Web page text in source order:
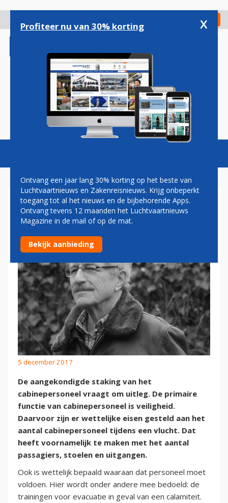
gaan
Check in
Magazine Podcasts Vacatures
PAUL GROVE: KLM EN HAAR
CABINEPERSONEEL
5 december 2017
De aangekondigde staking van het
cabinepersoneel vraagt om uitleg. De primaire
functie van cabinepersoneel is veiligheid.
Daarvoor zijn er wettelijke eisen gesteld aan het
aantal cabinepersoneel tijdens een vlucht. Dat
heeft voornamelijk te maken met het aantal
passagiers, stoelen en uitgangen.
Ook is wettelijk bepaald waaraan dat personeel moet
voldoen. Hier wordt onder andere mee bedoeld: de
trainingen voor evacuatie in geval van een calamiteit.
Profiteer nu van 30% korting x
Ontvang een jaar lang 30% korting op het beste van
Luchtvaartnieuws en Zakenreisnieuws. Krijg onbeperkt
toegang tot al het nieuws en de bijbehorende Apps.
Ontvang tevens 12 maanden het Luchtvaartnieuws
Magazine in de mail of op de mat.
Bekijk aanbieding